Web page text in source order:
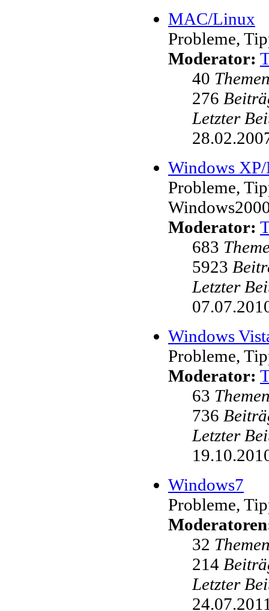
MAC/Linux
Probleme,
Moderator:
40
276
Letzter
Windows
Probleme,
Moderator:
683
5923
Letzter
Windows
Probleme,
Moderator:
63
736
Letzter
Windows7
Probleme,
32
214
Letzter